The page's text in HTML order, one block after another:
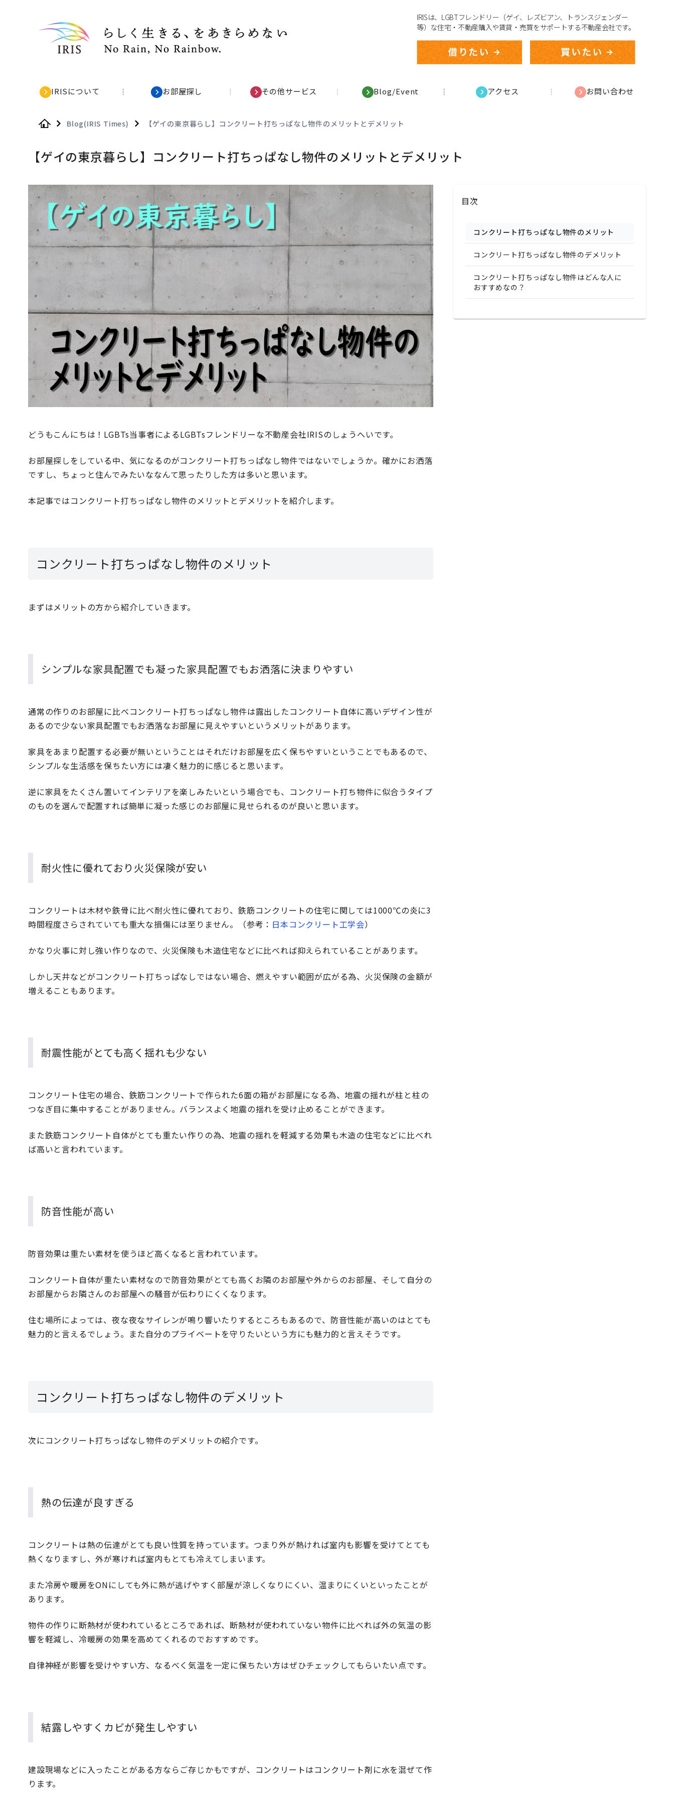
IRISは、LGBTフレンドリー（ゲイ、レズビアン、トランスジェンダー
等）な住宅・不動産購入や賃貸・売買をサポートする不動産会社です。
IRISについて お部屋探し その他サービス Blog/Event アクセス お問い合わせ
Blog(IRIS Times) 【ゲイの東京暮らし】コンクリート打ちっぱなし物件のメリットとデメリット
【ゲイの東京暮らし】コンクリート打ちっぱなし物件のメリットとデメリット
どうもこんにちは！LGBTs当事者によるLGBTsフレンドリーな不動産会社IRISのしょうへいです。
お部屋探しをしている中、気になるのがコンクリート打ちっぱなし物件ではないでしょうか。確かにお洒落
ですし、ちょっと住んでみたいななんて思ったりした方は多いと思います。
本記事ではコンクリート打ちっぱなし物件のメリットとデメリットを紹介します。
コンクリート打ちっぱなし物件のメリット
まずはメリットの方から紹介していきます。
シンプルな家具配置でも凝った家具配置でもお洒落に決まりやすい
通常の作りのお部屋に比べコンクリート打ちっぱなし物件は露出したコンクリート自体に高いデザイン性が
あるので少ない家具配置でもお洒落なお部屋に見えやすいというメリットがあります。
家具をあまり配置する必要が無いということはそれだけお部屋を広く保ちやすいということでもあるので、
シンプルな生活感を保ちたい方には凄く魅力的に感じると思います。
逆に家具をたくさん置いてインテリアを楽しみたいという場合でも、コンクリート打ち物件に似合うタイプ
のものを選んで配置すれば簡単に凝った感じのお部屋に見せられるのが良いと思います。
耐火性に優れており火災保険が安い
コンクリートは木材や鉄骨に比べ耐火性に優れており、鉄筋コンクリートの住宅に関しては1000℃の炎に3
時間程度さらされていても重大な損傷には至りません。（参考： 日本コンクリート工学会）
かなり火事に対し強い作りなので、火災保険も木造住宅などに比べれば抑えられていることがあります。
しかし天井などがコンクリート打ちっぱなしではない場合、燃えやすい範囲が広がる為、火災保険の金額が
増えることもあります。
耐震性能がとても高く揺れも少ない
コンクリート住宅の場合、鉄筋コンクリートで作られた6面の箱がお部屋になる為、地震の揺れが柱と柱の
つなぎ目に集中することがありません。バランスよく地震の揺れを受け止めることができます。
また鉄筋コンクリート自体がとても重たい作りの為、地震の揺れを軽減する効果も木造の住宅などに比べれ
ば高いと言われています。
防音性能が高い
防音効果は重たい素材を使うほど高くなると言われています。
コンクリート自体が重たい素材なので防音効果がとても高くお隣のお部屋や外からのお部屋、そして自分の
お部屋からお隣さんのお部屋への騒音が伝わりにくくなります。
住む場所によっては、夜な夜なサイレンが鳴り響いたりするところもあるので、防音性能が高いのはとても
魅力的と言えるでしょう。また自分のプライベートを守りたいという方にも魅力的と言えそうです。
コンクリート打ちっぱなし物件のデメリット
次にコンクリート打ちっぱなし物件のデメリットの紹介です。
熱の伝達が良すぎる
コンクリートは熱の伝達がとても良い性質を持っています。つまり外が熱ければ室内も影響を受けてとても
熱くなりますし、外が寒ければ室内もとても冷えてしまいます。
また冷房や暖房をONにしても外に熱が逃げやすく部屋が涼しくなりにくい、温まりにくいといったことが
あります。
物件の作りに断熱材が使われているところであれば、断熱材が使われていない物件に比べれば外の気温の影
響を軽減し、冷暖房の効果を高めてくれるのでおすすめです。
自律神経が影響を受けやすい方、なるべく気温を一定に保ちたい方はぜひチェックしてもらいたい点です。
結露しやすくカビが発生しやすい
建設現場などに入ったことがある方ならご存じかもですが、コンクリートはコンクリート剤に水を混ぜて作
ります。
目次
コンクリート打ちっぱなし物件のメリット
コンクリート打ちっぱなし物件のデメリット
コンクリート打ちっぱなし物件はどんな人に
おすすめなの？